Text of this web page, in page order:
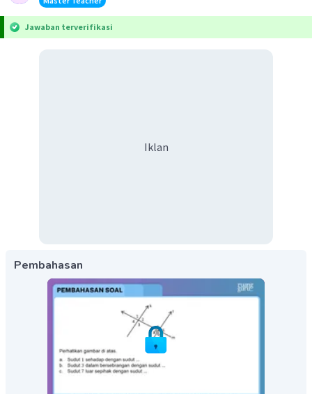
Jawaban terverifikasi
Iklan
Pembahasan